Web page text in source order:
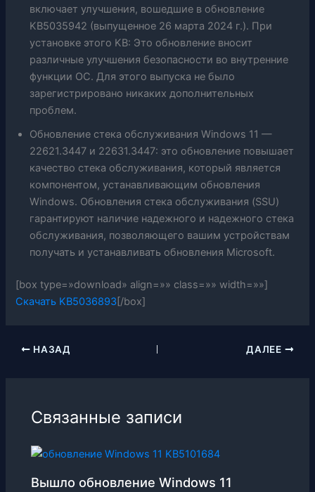
включает улучшения, вошедшие в обновление
KB5035942 (выпущенное 26 марта 2024 г.). При
установке этого KB: Это обновление вносит
различные улучшения безопасности во внутренние
функции ОС. Для этого выпуска не было
зарегистрировано никаких дополнительных
проблем.
Обновление стека обслуживания Windows 11 —
22621.3447 и 22631.3447: это обновление повышает
качество стека обслуживания, который является
компонентом, устанавливающим обновления
Windows. Обновления стека обслуживания (SSU)
гарантируют наличие надежного и надежного стека
обслуживания, позволяющего вашим устройствам
получать и устанавливать обновления Microsoft.
[box type=»download» align=»» class=»» width=»»]
Скачать KB5036893[/box]
НАЗАД ДАЛЕЕ
Связанные записи
Вышло обновление Windows 11